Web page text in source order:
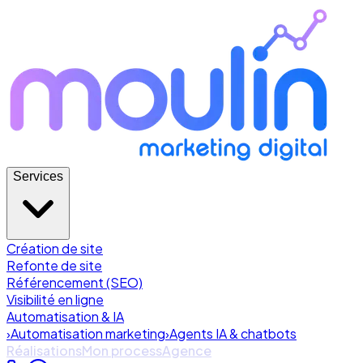
Services
Création de site
Refonte de site
Référencement (SEO)
Visibilité en ligne
Automatisation & IA
›Automatisation marketing›Agents IA & chatbots
RéalisationsMon processAgence